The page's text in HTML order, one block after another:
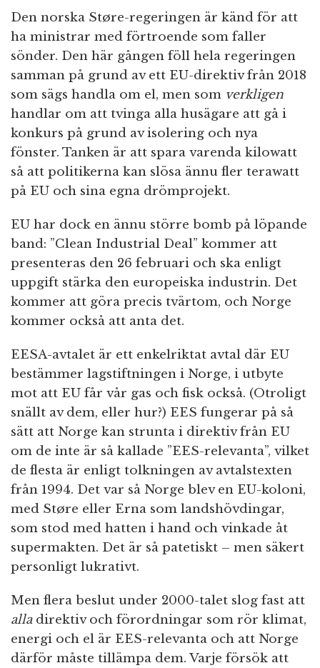
Den norska Støre-regeringen är känd för att
ha ministrar med förtroende som faller
sönder. Den här gången föll hela regeringen
samman på grund av ett EU-direktiv från 2018
som sägs handla om el, men som verkligen
handlar om att tvinga alla husägare att gå i
konkurs på grund av isolering och nya
fönster. Tanken är att spara varenda kilowatt
så att politikerna kan slösa ännu fler terawatt
på EU och sina egna drömprojekt.
EU har dock en ännu större bomb på löpande
band: ”Clean Industrial Deal” kommer att
presenteras den 26 februari och ska enligt
uppgift stärka den europeiska industrin. Det
kommer att göra precis tvärtom, och Norge
kommer också att anta det.
EESA-avtalet är ett enkelriktat avtal där EU
bestämmer lagstiftningen i Norge, i utbyte
mot att EU får vår gas och fisk också. (Otroligt
snällt av dem, eller hur?) EES fungerar på så
sätt att Norge kan strunta i direktiv från EU
om de inte är så kallade ”EES-relevanta”, vilket
de flesta är enligt tolkningen av avtalstexten
från 1994. Det var så Norge blev en EU-koloni,
med Støre eller Erna som landshövdingar,
som stod med hatten i hand och vinkade åt
supermakten. Det är så patetiskt – men säkert
personligt lukrativt.
Men flera beslut under 2000-talet slog fast att
alladirektiv och förordningar som rör klimat,
energi och el är EES-relevanta och att Norge
därför måste tillämpa dem. Varje försök att